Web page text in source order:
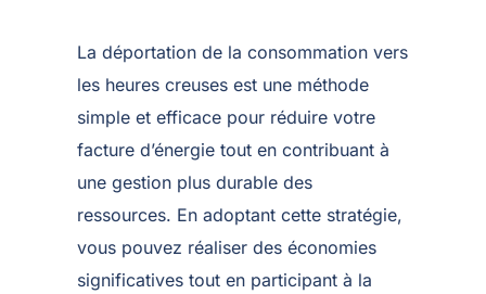
La déportation de la consommation vers
les heures creuses est une méthode
simple et efficace pour réduire votre
facture d’énergie tout en contribuant à
une gestion plus durable des
ressources. En adoptant cette stratégie,
vous pouvez réaliser des économies
significatives tout en participant à la